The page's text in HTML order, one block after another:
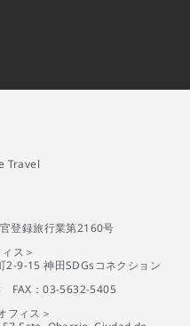
登録旅行業第2160号
ス＞
9-15 神田SDGsコネクション
FAX：03-5632-5405
フィス＞